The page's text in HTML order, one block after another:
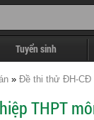
Tuyển sinh
» Đề thi thử ĐH-CĐ
THPT